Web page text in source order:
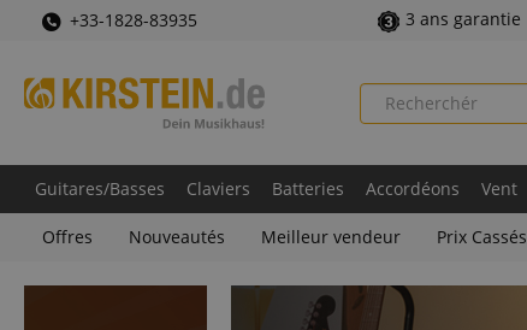
+33-1828-83935 3 ans garantie
Guitares/Basses Claviers Batteries Accordéons Vent
Offres Nouveautés Meilleur vendeur Prix Cassés